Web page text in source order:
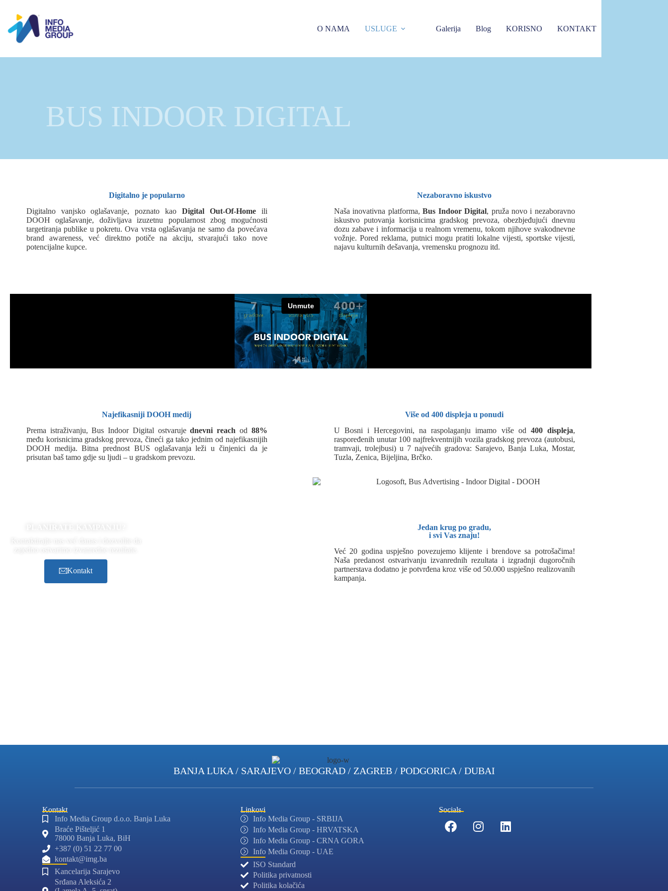
O NAMA USLUGE Galerija Blog KORISNO KONTAKT
BUS INDOOR DIGITAL
Digitalno je popularno
Digitalno vanjsko oglašavanje, poznato kao Digital Out-Of-Home ili
DOOH oglašavanje, doživljava izuzetnu popularnost zbog mogućnosti
targetiranja publike u pokretu. Ova vrsta oglašavanja ne samo da povećava
brand awareness, već direktno potiče na akciju, stvarajući tako nove
potencijalne kupce.
Nezaboravno iskustvo
Naša inovativna platforma,Bus Indoor Digital, pruža novo i nezaboravno
iskustvo putovanja korisnicima gradskog prevoza, obezbjeđujući dnevnu
dozu zabave i informacija u realnom vremenu, tokom njihove svakodnevne
vožnje. Pored reklama, putnici mogu pratiti lokalne vijesti, sportske vijesti,
najavu kulturnih dešavanja, vremensku prognozu itd.
Najefikasniji DOOH medij
Prema istraživanju, Bus Indoor Digital ostvarujednevni reach od 88%
među korisnicima gradskog prevoza, čineći ga tako jednim od najefikasnijih
DOOH medija. Bitna prednost BUS oglašavanja leži u činjenici da je
prisutan baš tamo gdje su ljudi – u gradskom prevozu.
Više od 400 displeja u ponudi
U Bosni i Hercegovini, na raspolaganju imamo više od 400 displeja,
raspoređenih unutar 100 najfrekventnijih vozila gradskog prevoza (autobusi,
tramvaji, trolejbusi) u 7 najvećih gradova: Sarajevo, Banja Luka, Mostar,
Tuzla, Zenica, Bijeljina, Brčko.
Kontakt
Jedan krug po gradu,
i svi Vas znaju!
Već 20 godina uspješno povezujemo klijente i brendove sa potrošačima!
Naša predanost ostvarivanju izvanrednih rezultata i izgradnji dugoročnih
partnerstava dodatno je potvrđena kroz više od 50.000 uspješno realizovanih
kampanja.
BANJA LUKA / SARAJEVO / BEOGRAD / ZAGREB / PODGORICA / DUBAI
Kontakt
Info Media Group d.o.o. Banja Luka
Braće Pišteljić 1
78000 Banja Luka, BiH
+387 (0) 51 22 77 00
kontakt@img.ba
Kancelarija Sarajevo
Srđana Aleksića 2
Linkovi
Info Media Group - SRBIJA
Info Media Group - HRVATSKA
Info Media Group - CRNA GORA
Info Media Group - UAE
ISO Standard
Politika privatnosti
Politika kolačića
Socials